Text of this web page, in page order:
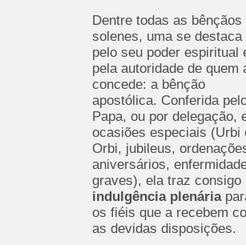
Dentre todas as bênçãos
solenes, uma se destaca
pelo seu poder espiritual
pela autoridade de quem
concede: a bênção
apostólica. Conferida
Papa, ou por delegação,
ocasiões especiais (Urbi
Orbi, jubileus,
aniversários,
graves), ela traz consigo
indulgência plenária
os fiéis que a recebem
as devidas disposições.